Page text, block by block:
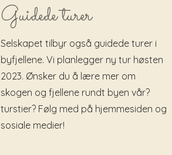
Guidede turer
Selskapet tilbyr også guidede turer i
byfjellene. Vi planlegger ny tur høsten
2023. Ønsker du å lære mer om
skogen og fjellene rundt byen vår?
turstier? Følg med på hjemmesiden og
sosiale medier!